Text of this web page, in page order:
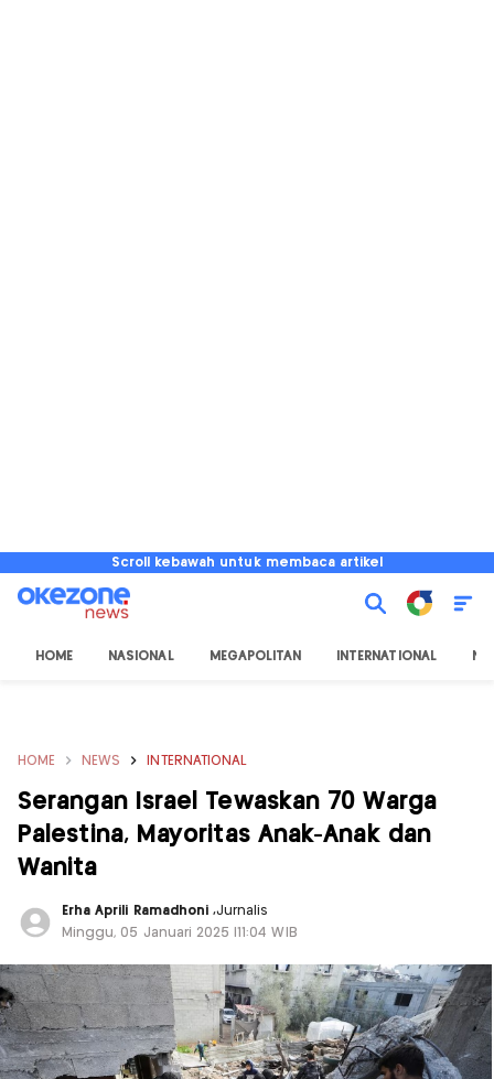
Scroll kebawah untuk membaca artikel
HOME NASIONAL MEGAPOLITAN INTERNATIONAL
HOME NEWS INTERNATIONAL
Serangan Israel Tewaskan 70 Warga
Palestina, Mayoritas Anak-Anak dan
Wanita
Erha Aprili Ramadhoni,Jurnalis
Minggu, 05 Januari 2025 |11:04 WIB